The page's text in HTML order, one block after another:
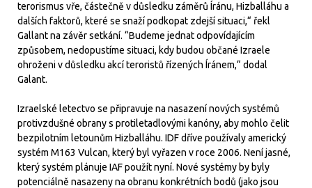
terorismus vře, částečně v důsledku záměrů Íránu, Hizballáhu a
dalších faktorů, které se snaží podkopat zdejší situaci,“ řekl
Gallant na závěr setkání. “Budeme jednat odpovídajícím
způsobem, nedopustíme situaci, kdy budou občané Izraele
ohroženi v důsledku akcí teroristů řízených Íránem,“ dodal
Galant.
Izraelské letectvo se připravuje na nasazení nových systémů
protivzdušné obrany s protiletadlovými kanóny, aby mohlo čelit
bezpilotním letounům Hizballáhu. IDF dříve používaly americký
systém M163 Vulcan, který byl vyřazen v roce 2006. Není jasné,
který systém plánuje IAF použít nyní. Nové systémy by byly
potenciálně nasazeny na obranu konkrétních bodů (jako jsou